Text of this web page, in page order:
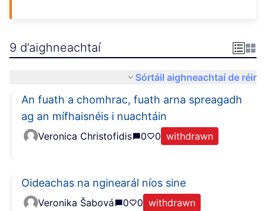
9 d’aighneachtaí
Sórtáil aighneachtaí de réir
An fuath a chomhrac, fuath arna spreagadh
ag an mífhaisnéis i nuachtáin
Veronica Christofidis 0 0 withdrawn
Oideachas na nginearál níos sine
Veronika Šabová 0 0 withdrawn